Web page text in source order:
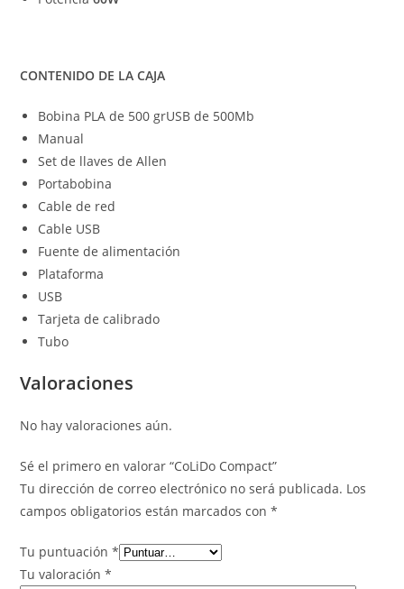
CONTENIDO DE LA CAJA
Bobina PLA de 500 grUSB de 500Mb
Manual
Set de llaves de Allen
Portabobina
Cable de red
Cable USB
Fuente de alimentación
Plataforma
USB
Tarjeta de calibrado
Tubo
Valoraciones
No hay valoraciones aún.
Sé el primero en valorar “CoLiDo Compact”
Tu dirección de correo electrónico no será publicada. Los
campos obligatorios están marcados con*
Tu puntuación*
Tu valoración*